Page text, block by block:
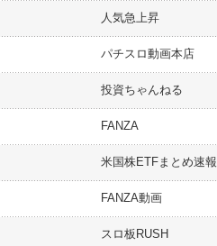
人気急上昇
パチスロ動画本店
投資ちゃんねる
FANZA
米国株ETFまとめ速報
FANZA動画
スロ板RUSH